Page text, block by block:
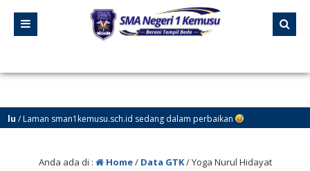
sman1kemusu.sch.id sedang dalam perbaikan
Anda ada di : Home/ Data GTK/Yoga Nurul Hidayat